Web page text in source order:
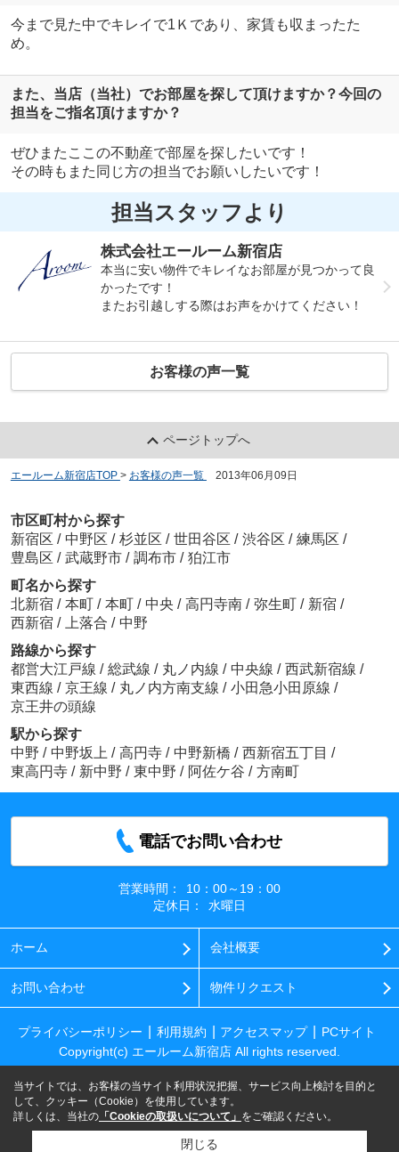
今まで見た中でキレイで1Ｋであり、家賃も収まったた
め。
また、当店（当社）でお部屋を探して頂けますか？今回の
担当をご指名頂けますか？
ぜひまたここの不動産で部屋を探したいです！
その時もまた同じ方の担当でお願いしたいです！
担当スタッフより
株式会社エールーム新宿店
本当に安い物件でキレイなお部屋が見つかって良
かったです！
またお引越しする際はお声をかけてください！
お客様の声一覧
ページトップへ
エールーム新宿店TOP > お客様の声一覧 2013年06月09日
市区町村から探す
新宿区 / 中野区 / 杉並区 / 世田谷区 / 渋谷区 / 練馬区 /
豊島区 / 武蔵野市 / 調布市 / 狛江市
町名から探す
北新宿 / 本町 / 本町 / 中央 / 高円寺南 / 弥生町 / 新宿 /
西新宿 / 上落合 / 中野
路線から探す
都営大江戸線 / 総武線 / 丸ノ内線 / 中央線 / 西武新宿線 /
東西線 / 京王線 / 丸ノ内方南支線 / 小田急小田原線 /
京王井の頭線
駅から探す
中野 / 中野坂上 / 高円寺 / 中野新橋 / 西新宿五丁目 /
東高円寺 / 新中野 / 東中野 / 阿佐ケ谷 / 方南町
電話でお問い合わせ
営業時間：
10：00～19：00
定休日：
水曜日
ホーム 会社概要
お問い合わせ 物件リクエスト
プライバシーポリシー 利用規約 アクセスマップ
PCサイト
Copyright(c) エールーム新宿店 All rights reserved.
当サイトでは、お客様の当サイト利用状況把握、サービス向上検討を目的と
して、クッキー（Cookie）を使用しています。
詳しくは、当社の 「Cookieの取扱いについて」 をご確認ください。
閉じる